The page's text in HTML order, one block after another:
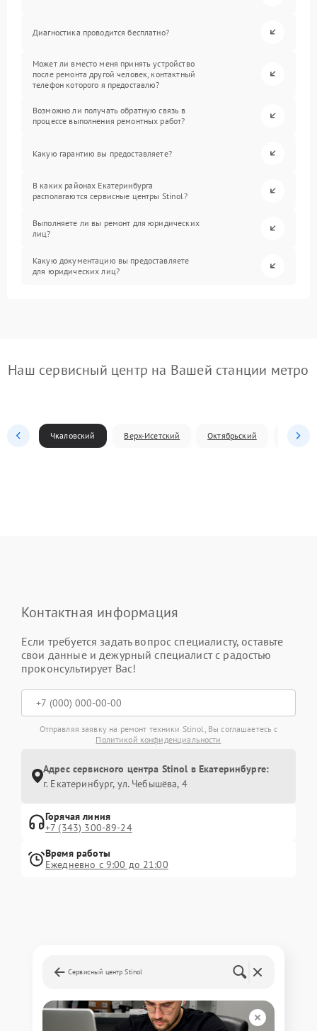
Диагностика проводится бесплатно?
Может ли вместо меня принять устройство
после ремонта другой человек, контактный
телефон которого я предоставлю?
Возможно ли получать обратную связь в
процессе выполнения ремонтных работ?
Какую гарантию вы предоставляете?
В каких районах Екатеринбурга
располагаются сервисные центры Stinol?
Выполняете ли вы ремонт для юридических
лиц?
Какую документацию вы предоставляете
для юридических лиц?
Наш сервисный центр на Вашей станции метро
Чкаловский Верх-Исетский Октябрьский
Контактная информация
Если требуется задать вопрос специалисту, оставьте
свои данные и дежурный специалист с радостью
проконсультирует Вас!
Отправляя заявку на ремонт техники Stinol, Вы соглашаетесь с
Политикой конфиденциальности
Адрес сервисного центра Stinol в Екатеринбурге:
г. Екатеринбург, ул. Чебышёва, 4
Горячая линия
+7 (343) 300-89-24
Время работы
Ежедневно с 9:00 до 21:00
Сервисный центр Stinol